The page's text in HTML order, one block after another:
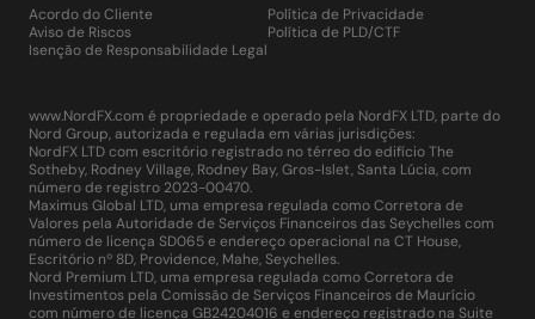
Acordo do Cliente
Aviso de Riscos
Isenção de Responsabilidade Legal
Política de Privacidade
Política de PLD/CTF
www.NordFX.com é propriedade e operado pela NordFX LTD, parte do
Nord Group, autorizada e regulada em várias jurisdições:
NordFX LTD com escritório registrado no térreo do edifício The
Sotheby, Rodney Village, Rodney Bay, Gros-Islet, Santa Lúcia, com
número de registro 2023-00470.
Maximus Global LTD, uma empresa regulada como Corretora de
Valores pela Autoridade de Serviços Financeiros das Seychelles com
número de licença SD065 e endereço operacional na CT House,
Escritório nº 8D, Providence, Mahe, Seychelles.
Nord Premium LTD, uma empresa regulada como Corretora de
Investimentos pela Comissão de Serviços Financeiros de Maurício
com número de licença GB24204016 e endereço registrado na Suite